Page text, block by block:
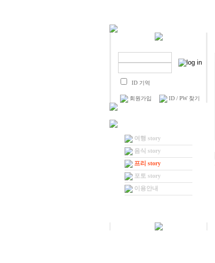
ID 기억
회원가입 ID / PW 찾기
여행 story
음식 story
프리 story
포토 story
이용안내